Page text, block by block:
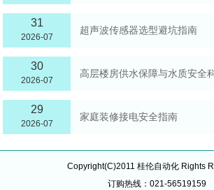
31
2026-07
超声波传感器选型避坑指南
30
2026-07
高层楼房供水保障与水质安全
29
2026-07
家庭装修接电安全指南
Copyright(C)2011 桂伦自动化 Rights
订购热线：021-56519159